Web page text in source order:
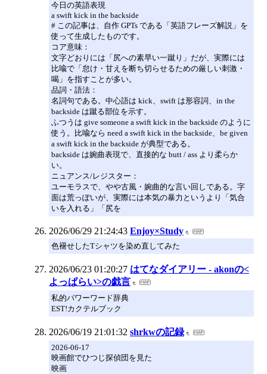
今日の英語表現
a swift kick in the backside
# この記事は、自作 GPTs である「英語フレーズ解説」を
使って生成したものです。
コア意味：
文字どおりには「尻への素早い一蹴り」だが、実際には
比喩で「怠け・甘えを断ち切らせるための厳しい刺激・
喝」を指すことが多い。
品詞・語法：
名詞句である。中心語は kick、swift は形容詞、in the
backside は蹴る部位を示す。
ふつうは give someone a swift kick in the backside のように
使う。比喩なら need a swift kick in the backside、be given
a swift kick in the backside が典型である。
backside は婉曲表現で、直接的な butt / ass より柔らか
い。
ニュアンス/レジスター：
ユーモラスで、やや古風・婉曲的な言い回しである。字
面は荒っぽいが、実際には本気の暴力というより「気合
いを入れる」「尻を
2026/06/29 21:24:43 Enjoy×Study
色褪せしたTシャツを染め直してみた
2026/06/23 01:20:27 はてなダイアリー - akonの<
よっぱらい>の戯言
私的パワーワード辞典
EST!カクテルブック
2026/06/19 21:01:32 shrkwの記録
2026-06-17
映画館でひつじ探偵団を見た
映画